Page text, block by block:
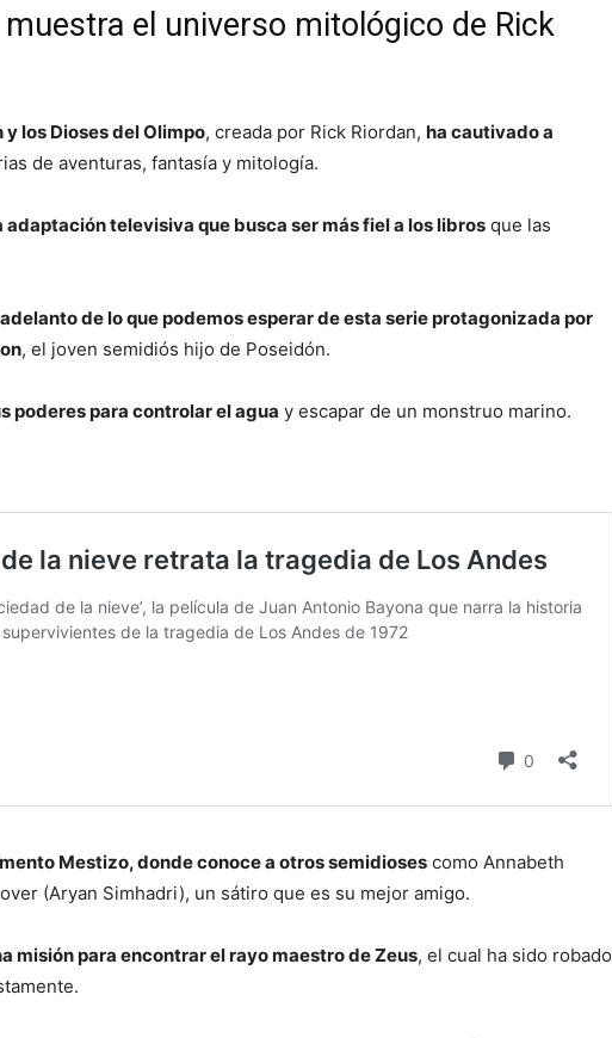
el universo mitológico de Rick
los Dioses del Olimpo, creada por Rick Riordan, ha cautivado a
de aventuras, fantasía y mitología.
adaptación televisiva que busca ser más fiel a los libros que las
de lo que podemos esperar de esta serie protagonizada por
, el joven semidiós hijo de Poseidón.
poderes para controlar el agua y escapar de un monstruo marino.
Mestizo, donde conoce a otros semidioses como Annabeth
(Aryan Simhadri), un sátiro que es su mejor amigo.
misión para encontrar el rayo maestro de Zeus, el cual ha sido robado